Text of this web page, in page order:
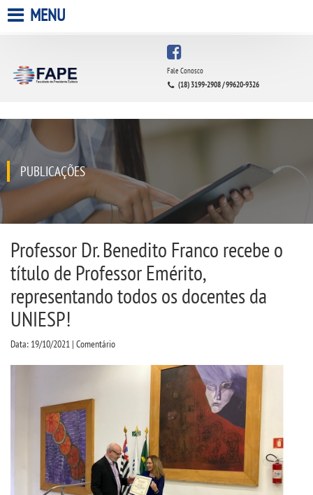
A FACULDADE
QUEM SOMOS
INFRAESTRUTURA
BIBLIOTECA
CPA
CPSA
BACHARELADOS
LICENCIATURAS
MENU
Fale Conosco
(18) 3199-2908 / 99620-9326
PUBLICAÇÕES
Professor Dr. Benedito Franco recebe o
título de Professor Emérito,
representando todos os docentes da
UNIESP!
Data: 19/10/2021 | Comentário